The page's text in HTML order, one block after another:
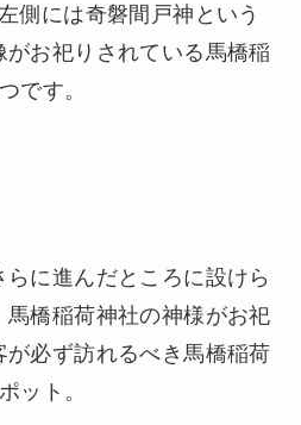
側には奇磐間戸神という
がお祀りされている馬橋稲
です。
に進んだところに設けら
橋稲荷神社の神様がお祀
が必ず訪れるべき馬橋稲荷
ット。